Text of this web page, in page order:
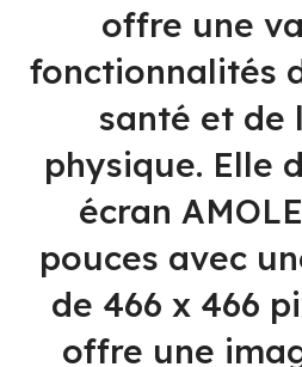
offre une
fonctionnalités
santé et de
physique. Elle
écran
pouces avec
de 466 x 466
offre une